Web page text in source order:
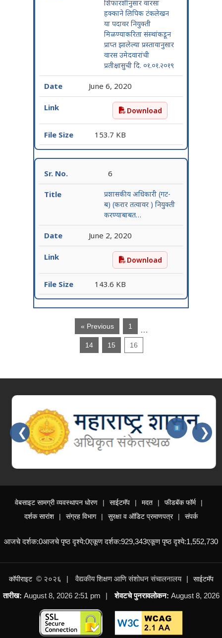
शिफारशीनुसार वारसा
हक्काने लिपिक टंकलेखन
या पदावर नियुक्ती
मिळण्याकरिता संस्थांकडून
प्राप्त झालेल्या प्रस्तावानुसार
वारस उमेदवारांची
प्रतीक्षासुची दि. ०१.०१.२०१९
June 6, 2020
लाड-पागे समिती
Download
153.7 KB
6
प्रशासकीय अधिकारी (गट-
ब) (करार तत्वावर ) नियुक्ती
करण्याबाबत…
June 2, 2020
प्रशासकीय अधिकारी (गट-ब)
Download
143.6 KB
« Previous 1 …
14 15 16
❮ ❯
वेबसाइट सामग्री व्यवस्थापन धोरण साईटमॅप मदत
फीडबॅक फॉर्म
दर्शक सारांश
संग्रह विभाग सुरक्षा व ऑडिट प्रमाणपत्र संपर्क
आजचे दर्शक:0आजचे पृष्ठ दृश्ये:0एकूण दर्शक:929,343एकूण पृष्ठ दृश्ये:1,552,730
कॉपीराइट© २०२६ वैद्यकीय शिक्षण आणि संशोधन संचालनालय साईटमॅप
तारीख: August 8, 2026 2:51 pm शेवटचे पुनरावलोकन: August 8, 2026